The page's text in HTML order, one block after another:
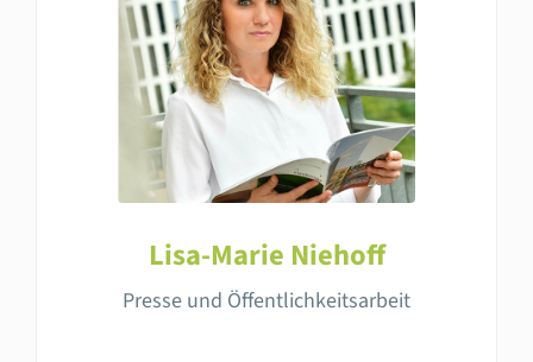
Lisa-Marie Niehoff
Presse und Öffentlichkeitsarbeit